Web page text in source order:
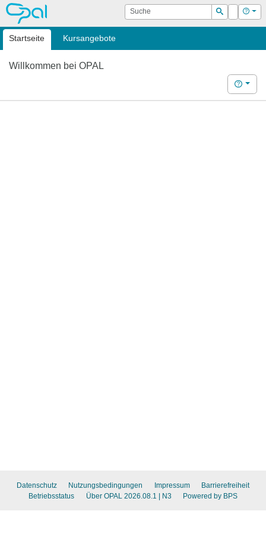
OPAL Suche
Suchen
Login Hilfe
Startseite Kursangebote
Willkommen bei OPAL
Hilfe
Datenschutz Nutzungsbedingungen Impressum
Barrierefreiheit
Betriebsstatus
Über OPAL 2026.08.1 | N3 Powered by BPS